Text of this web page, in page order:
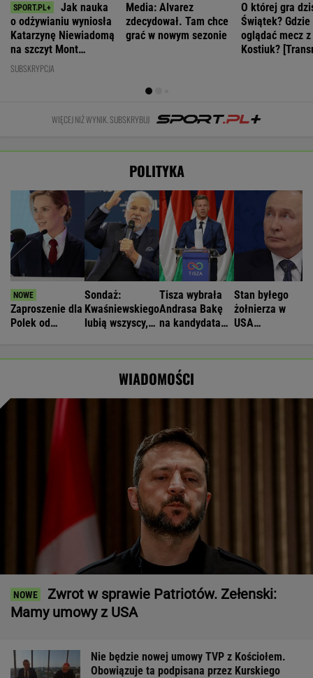
Jak nauka
o odżywianiu wyniosła
Katarzynę Niewiadomą
na szczyt Mont
Ventoux
SUBSKRYPCJA
Media: Alvarez
zdecydował. Tam chce
grać w nowym sezonie
O której gra
Świątek? Gdzie
oglądać mecz z
Kostiuk?
WIĘCEJ NIŻ WYNIK. SUBSKRYBUJ
POLITYKA
Zaproszenie dla
Polek od
Sondaż:
Kwaśniewskiego
lubią wszyscy,
Tisza wybrała
Andrasa Bakę
na kandydata
Stan byłego
żołnierza w
USA
WIADOMOŚCI
Zwrot w sprawie Patriotów. Zełenski:
Mamy umowy z USA
Nie będzie nowej umowy TVP z Kościołem.
Obowiązuje ta podpisana przez Kurskiego